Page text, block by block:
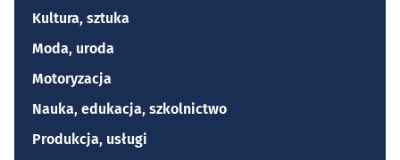
Kultura, sztuka
Moda, uroda
Motoryzacja
Nauka, edukacja, szkolnictwo
Produkcja, usługi